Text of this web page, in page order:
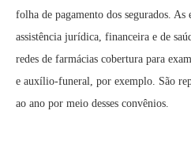
folha de pagamento dos segurados. As
assistência jurídica, financeira e de
redes de farmácias cobertura para
e auxílio-funeral, por exemplo. São
ao ano por meio desses convênios.